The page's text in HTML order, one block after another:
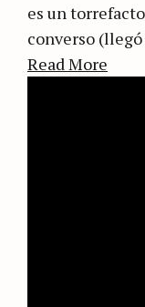
es un
converso
Read More